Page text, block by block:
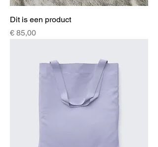
Dit is een product
Prijs
€ 85,00